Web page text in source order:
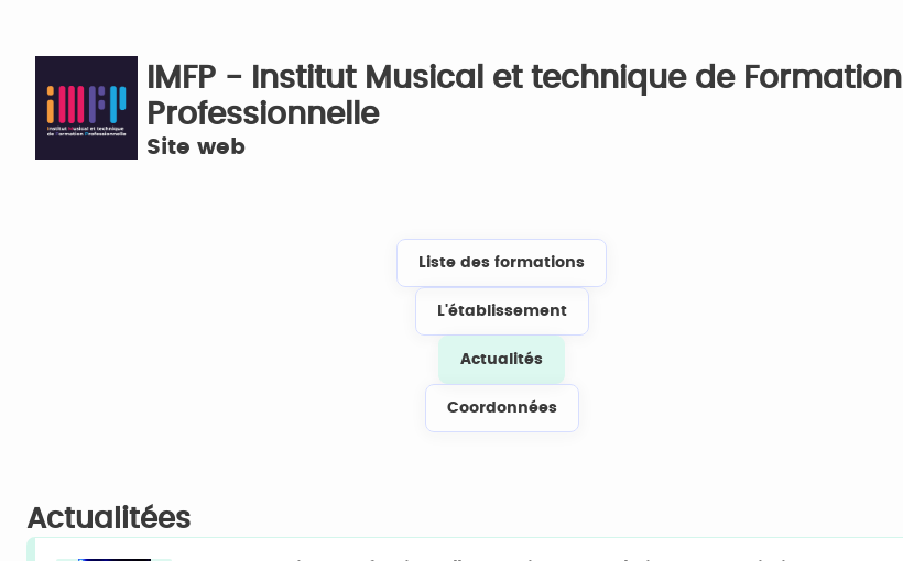
IMFP - Institut Musical et technique de Formation
Professionnelle
Site web
Liste des formations
L'établissement
Actualités
Coordonnées
Actualitées